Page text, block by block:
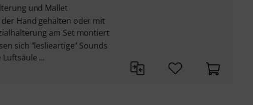
und Mallet
Hand gehalten oder mit
am Set montiert
sich "leslieartige" Sounds
...